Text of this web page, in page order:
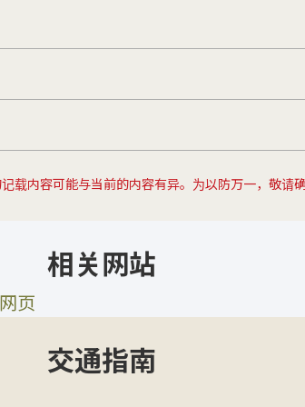
载内容可能与当前的内容有异。为以防万一，敬请确
相关网站
页
交通指南